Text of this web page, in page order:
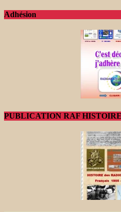
Adhésion
PUBLICATION RAF HISTOIRE